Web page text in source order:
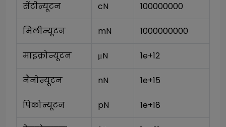
सेंटीन्यूटन cN 100000000
मिलीन्यूटन mN 1000000000
माइक्रोन्यूटन μN 1e+12
नैनोन्यूटन nN 1e+15
पिकोन्यूटन pN 1e+18